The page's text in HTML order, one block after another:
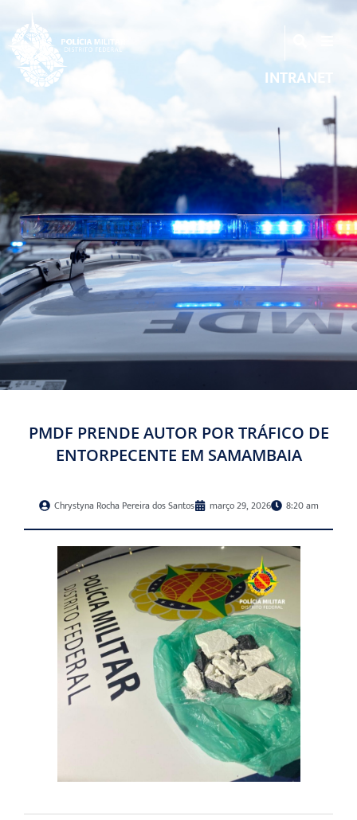
INTRANET
PMDF PRENDE AUTOR POR TRÁFICO DE
ENTORPECENTE EM SAMAMBAIA
Chrystyna Rocha Pereira dos Santos março 29, 2026 8:20 am